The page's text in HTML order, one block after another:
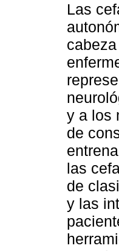
Las
y a los
de
las
de
y las